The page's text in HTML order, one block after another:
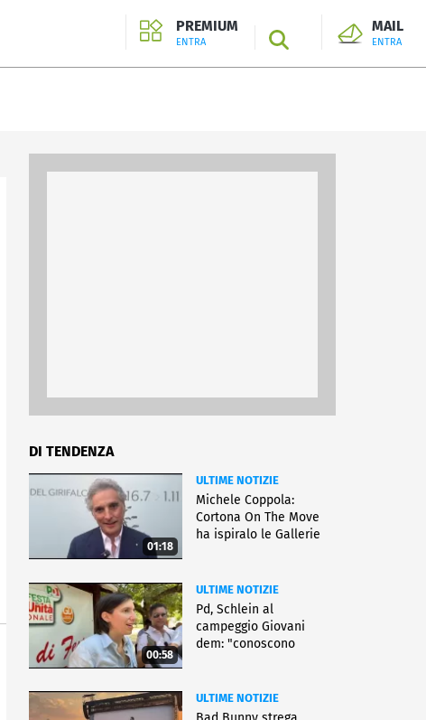
PREMIUM
ENTRA SEARCH
MAIL
ENTRA
DI TENDENZA
01:18
ULTIME NOTIZIE
Michele Coppola:
Cortona On The Move
ha ispiralo le Gallerie
00:58
ULTIME NOTIZIE
Pd, Schlein al
campeggio Giovani
dem: "conoscono
ULTIME NOTIZIE